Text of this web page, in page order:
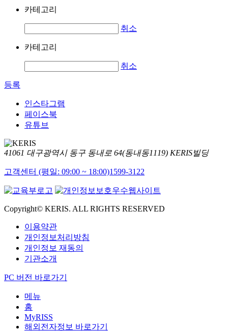
카테고리
취소
카테고리
취소
등록
인스타그램
페이스북
유튜브
41061 대구광역시 동구 동내로 64(동내동1119) KERIS빌딩
고객센터 (평일: 09:00 ~ 18:00)1599-3122
Copyright© KERIS. ALL RIGHTS RESERVED
이용약관
개인정보처리방침
개인정보 재동의
기관소개
PC 버전 바로가기
메뉴
홈
MyRISS
해외전자정보 바로가기